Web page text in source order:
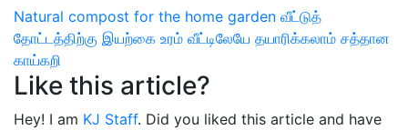
Natural compost for the home garden வீட்டுத்
தோட்டத்திற்கு இயற்கை உரம் வீட்டிலேயே தயாரிக்கலாம் சத்தான
காய்கறி
Like this article?
Hey! I am KJ Staff. Did you liked this article and have